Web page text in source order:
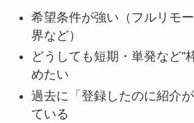
希望条件が強い（フルリモ
界など）
どうしても短期・単発など”
めたい
過去に「登録したのに紹介
ている